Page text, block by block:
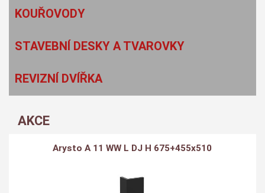
KOUŘOVODY
STAVEBNÍ DESKY A TVAROVKY
REVIZNÍ DVÍŘKA
AKCE
Arysto A 11 WW L DJ H 675+455x510